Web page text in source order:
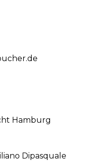
Hamburg
Dipasquale